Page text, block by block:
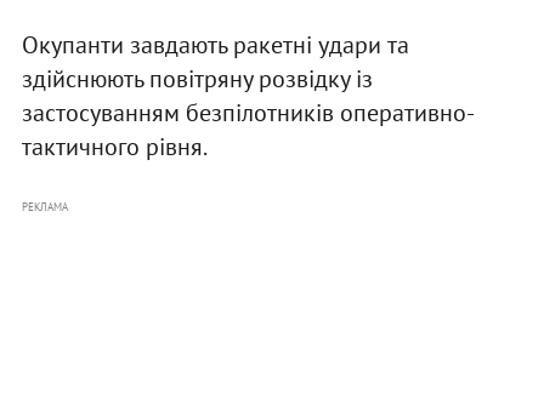
Окупанти завдають ракетні удари та
здійснюють повітряну розвідку із
застосуванням безпілотників оперативно-
тактичного рівня.
РЕКЛАМА